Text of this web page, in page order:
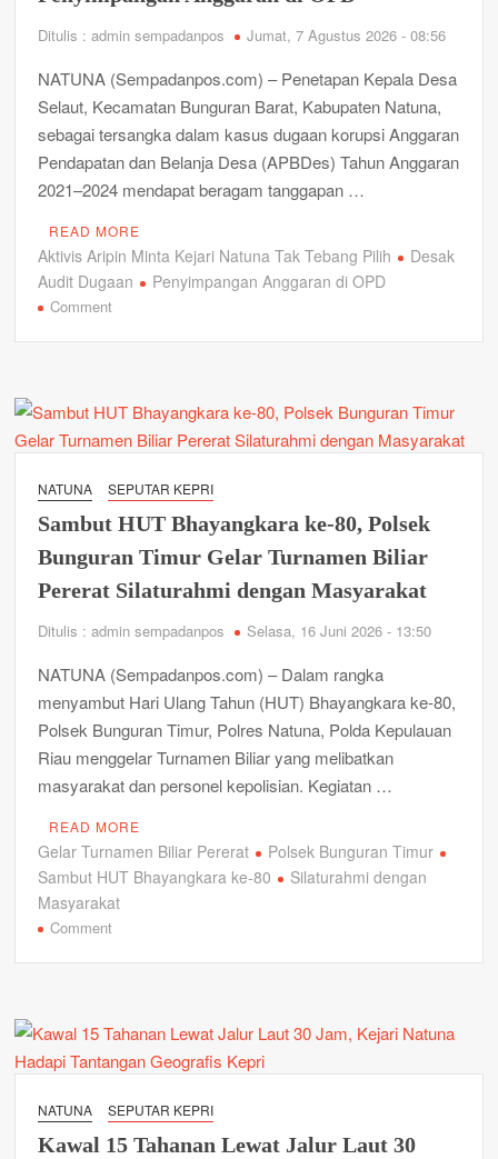
Penaburan Bibit Ikan Kakap Putih sebanyak 3000 ekor di
Tanamkan Hidup Sehat Sejak Dini, Satgas TMMD Ke-129
Ajak Siswa SDIT An-Nahl Senam Bersama
Polresta Tanjungpinang Panen Raya Jagung Kuartal II,
Hasilkan 1 Ton Jagung Dukung Swasembada Pangan Nasional
Turun ke Desa dan Kelurahan di Bintan, Ombudsman Kepri
Tampung Puluhan Keluhan Warga Soal Bansos, BBM Solar
hingga Lampu Jalan
Gelombang Mundur dari PWI Kepri Berlanjut, Socrates Ketua
Arogansi Jakarta di Beranda Negeri: Catatan dari Pertemuan
Ditulis : admin sempadanpos Jumat, 7 Agustus 2026 - 08:56
NATUNA (Sempadanpos.com) – Penetapan Kepala Desa
Selaut, Kecamatan Bunguran Barat, Kabupaten Natuna,
sebagai tersangka dalam kasus dugaan korupsi Anggaran
Pendapatan dan Belanja Desa (APBDes) Tahun Anggaran
2021–2024 mendapat beragam tanggapan …
READ MORE
Aktivis Aripin Minta Kejari Natuna Tak Tebang Pilih
Desak
Audit Dugaan
Penyimpangan Anggaran di OPD
Commenton
Kejari
Tak
Pilih,
Desak
Audit
Penyimpangan
Anggaran
OPD
NATUNA SEPUTAR KEPRI
Sambut HUT Bhayangkara ke-80, Polsek
Bunguran Timur Gelar Turnamen Biliar
Pererat Silaturahmi dengan Masyarakat
Ditulis : admin sempadanpos Selasa, 16 Juni 2026 - 13:50
NATUNA (Sempadanpos.com) – Dalam rangka
menyambut Hari Ulang Tahun (HUT) Bhayangkara ke-80,
Polsek Bunguran Timur, Polres Natuna, Polda Kepulauan
Riau menggelar Turnamen Biliar yang melibatkan
masyarakat dan personel kepolisian. Kegiatan …
READ MORE
Gelar Turnamen Biliar Pererat
Polsek Bunguran Timur
Sambut HUT Bhayangkara ke-80
Silaturahmi dengan
Masyarakat
Commenton
ke-
Polsek
Timur
Gelar
NATUNA SEPUTAR KEPRI
Kawal 15 Tahanan Lewat Jalur Laut 30